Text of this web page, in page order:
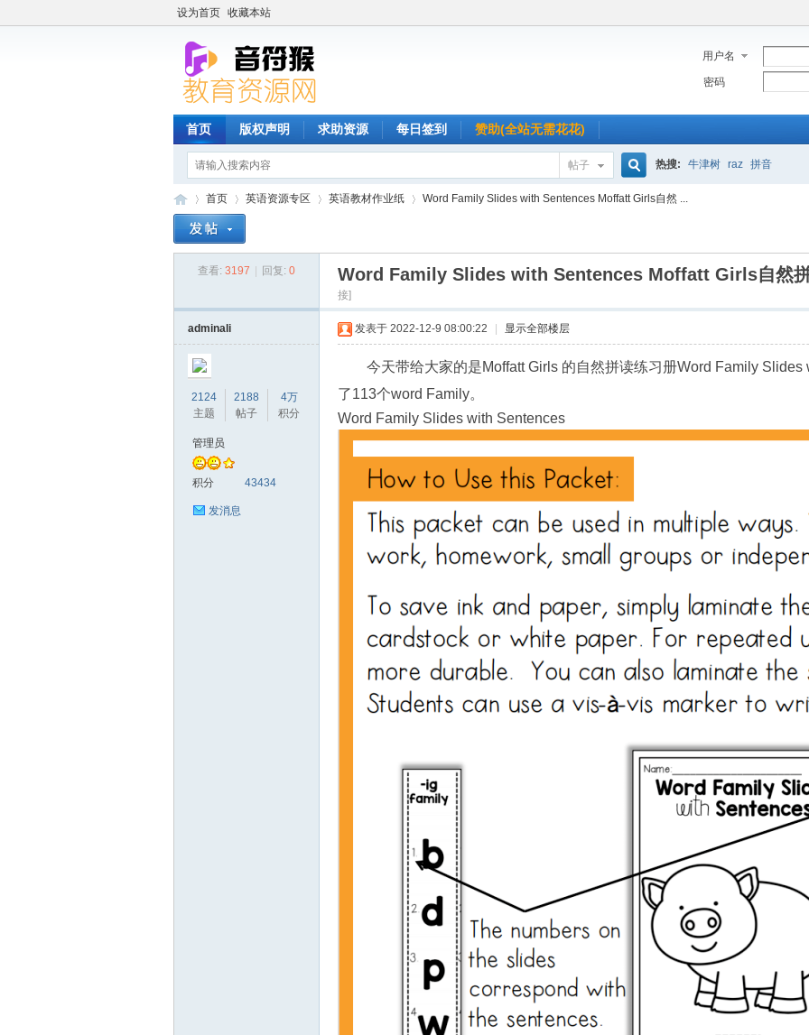
设为首页 收藏本站
用户名
密码
首页 版权声明 求助资源 每日签到 赞助(全站无需花花)
帖子
搜
索
热搜: 牛津树 raz 拼音
首页
›
英语资源专区 英语教材作业纸
›
Word Family Slides with Sentences Moffatt Girls自然 ...
查看: 3197 回复: 0 Word Family Slides with Sentences Moffatt Girls自然
接]
adminali
2124
主题
2188
帖子
4万
积分
管理员
积分 43434
发消息
发表于 2022-12-9 08:00:22 显示全部楼层
今天带给大家的是Moffatt Girls 的自然拼读练习册Word Family
了113个word Family。
Word Family Slides with Sentences